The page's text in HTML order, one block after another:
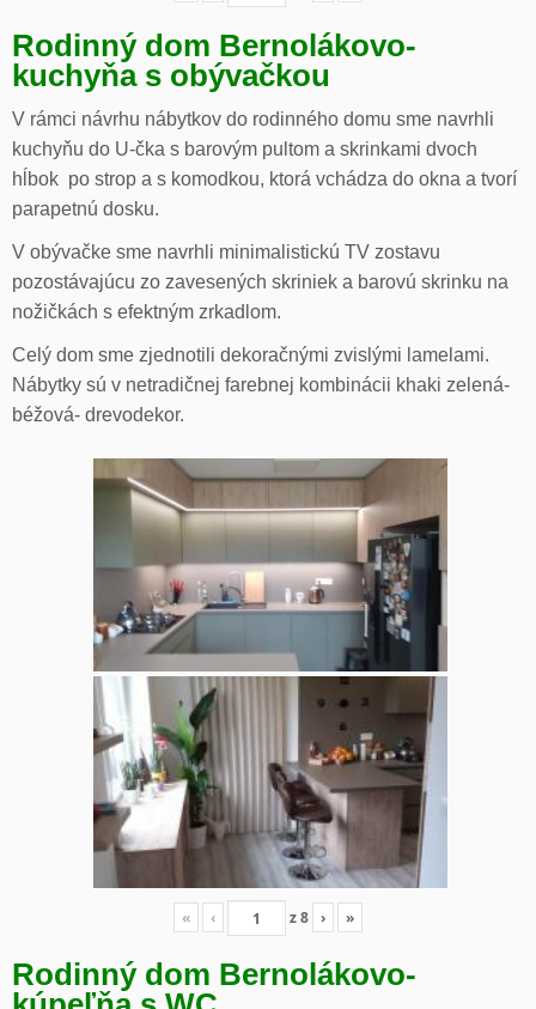
Rodinný dom Bernolákovo-
kuchyňa s obývačkou
V rámci návrhu nábytkov do rodinného domu sme navrhli
kuchyňu do U-čka s barovým pultom a skrinkami dvoch
hĺbok po strop a s komodkou, ktorá vchádza do okna a tvorí
parapetnú dosku.
V obývačke sme navrhli minimalistickú TV zostavu
pozostávajúcu zo zavesených skriniek a barovú skrinku na
nožičkách s efektným zrkadlom.
Celý dom sme zjednotili dekoračnými zvislými lamelami.
Nábytky sú v netradičnej farebnej kombinácii khaki zelená-
béžová- drevodekor.
« ‹ z8 › »
Rodinný dom Bernolákovo-